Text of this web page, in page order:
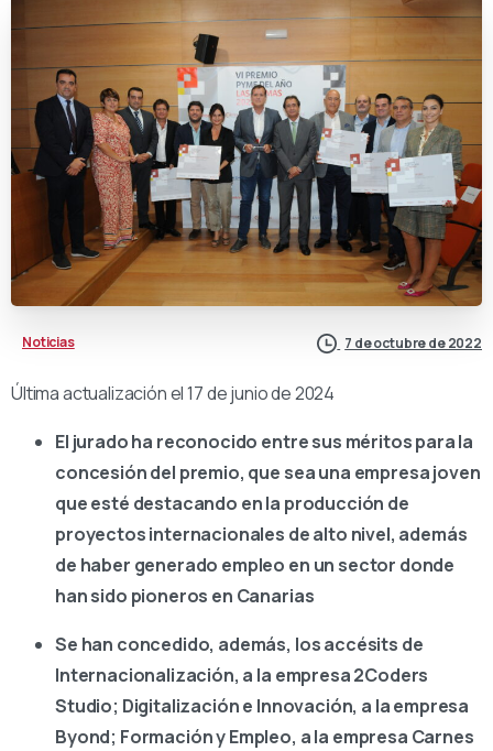
Noticias 7 de octubre de 2022
Última actualización el 17 de junio de 2024
El jurado ha reconocido entre sus méritos para la
concesión del premio, que sea una empresa joven
que esté destacando en la producción de
proyectos internacionales de alto nivel, además
de haber generado empleo en un sector donde
han sido pioneros en Canarias
Se han concedido, además, los accésits de
Internacionalización, a la empresa 2Coders
Studio; Digitalización e Innovación, a la empresa
Byond; Formación y Empleo, a la empresa Carnes